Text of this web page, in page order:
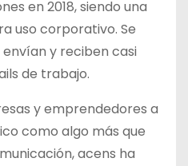
en 2018, siendo una
uso corporativo. Se
y reciben casi
de trabajo.
y emprendedores a
como algo más que
acens ha